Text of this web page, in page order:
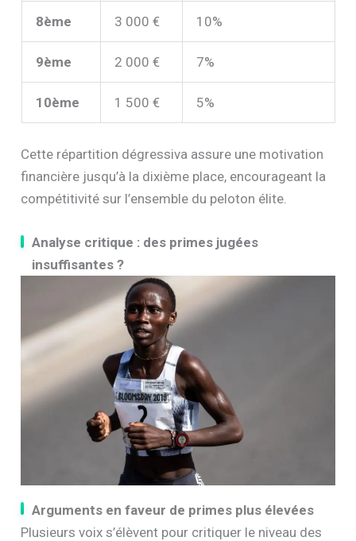
8ème 3 000 € 10%
9ème 2 000 € 7%
10ème 1 500 € 5%
Cette répartition dégressiva assure une motivation
financière jusqu’à la dixième place, encourageant la
compétitivité sur l’ensemble du peloton élite.
Analyse critique : des primes jugées
insuffisantes ?
Arguments en faveur de primes plus élevées
Plusieurs voix s’élèvent pour critiquer le niveau des